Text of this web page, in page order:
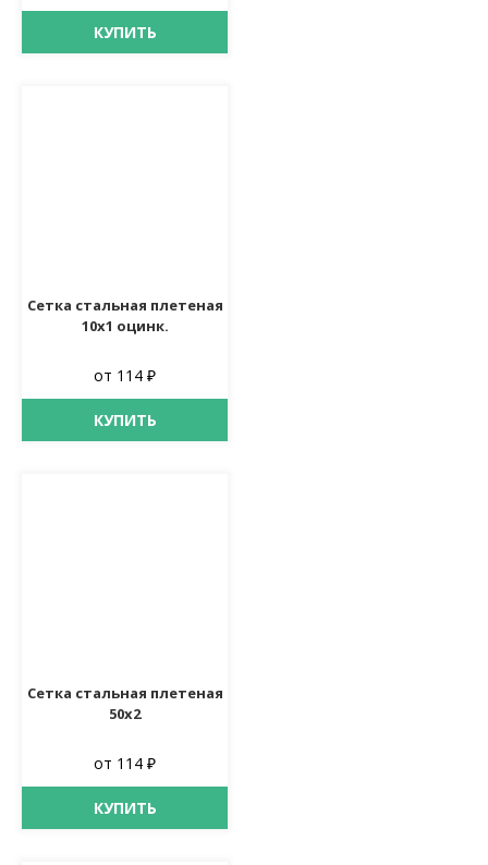
КУПИТЬ
Сетка стальная плетеная
10х1 оцинк.
от 114 ₽
КУПИТЬ
Сетка стальная плетеная
50х2
от 114 ₽
КУПИТЬ